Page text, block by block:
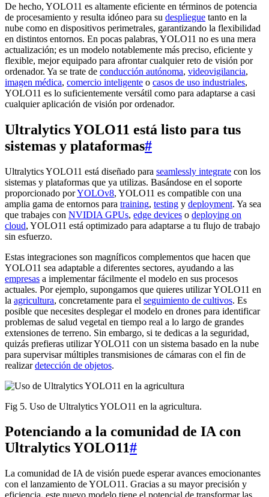
De hecho, YOLO11 es altamente eficiente en términos de potencia
de procesamiento y resulta idóneo para su despliegue tanto en la
nube como en dispositivos perimetrales, garantizando la flexibilidad
en distintos entornos. En pocas palabras, YOLO11 no es una mera
actualización; es un modelo notablemente más preciso, eficiente y
flexible, mejor equipado para afrontar cualquier reto de visión por
ordenador. Ya se trate de conducción autónoma, videovigilancia,
imagen médica, comercio inteligente o casos de uso industriales,
YOLO11 es lo suficientemente versátil como para adaptarse a casi
cualquier aplicación de visión por ordenador.
Ultralytics YOLO11 está listo para tus
sistemas y plataformas#
Ultralytics YOLO11 está diseñado para seamlessly integrate con los
sistemas y plataformas que ya utilizas. Basándose en el soporte
proporcionado porYOLOv8, YOLO11 es compatible con una
amplia gama de entornos para training, testing y deployment. Ya sea
que trabajes con NVIDIA GPUs, edge devices o deploying on
cloud, YOLO11 está optimizado para adaptarse a tu flujo de trabajo
sin esfuerzo.
Estas integraciones son magníficos complementos que hacen que
YOLO11 sea adaptable a diferentes sectores, ayudando a las
empresas a implementar fácilmente el modelo en sus procesos
actuales. Por ejemplo, supongamos que quieres utilizar YOLO11 en
la agricultura, concretamente para el seguimiento de cultivos. Es
posible que necesites desplegar el modelo en drones para identificar
problemas de salud vegetal en tiempo real a lo largo de grandes
extensiones de terreno. Sin embargo, si te dedicas a la seguridad,
quizás prefieras utilizar YOLO11 con un sistema basado en la nube
para supervisar múltiples transmisiones de cámaras con el fin de
realizardetección de objetos.
Fig 5. Uso de Ultralytics YOLO11 en la agricultura.
Potenciando a la comunidad de IA con
Ultralytics YOLO11#
La comunidad de IA de visión puede esperar avances emocionantes
con el lanzamiento de YOLO11. Gracias a su mayor precisión y